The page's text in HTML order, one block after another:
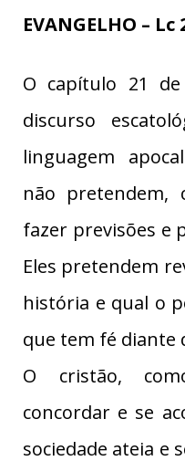
EVANGELHO – Lc
O capítulo 21
discurso
linguagem
não pretendem,
fazer previsões e
Eles pretendem
história e qual o
que tem fé diante
O cristão,
concordar e se
sociedade ateia e